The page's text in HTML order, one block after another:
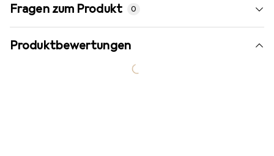
Fragen zum Produkt 0
Produktbewertungen